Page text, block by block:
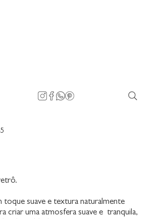
toque suave e textura naturalmente
criar uma atmosfera suave e tranquila,